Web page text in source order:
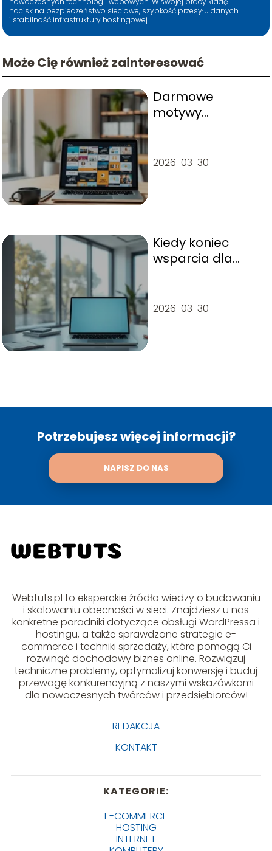
nacisk na bezpieczeństwo sieciowe, szybkość przesyłu danych
i stabilność infrastruktury hostingowej.
Może Cię również zainteresować
Darmowe
motywy
najlepsze?
2026-03-30
Kiedy koniec
wsparcia dla
2026-03-30
Potrzebujesz więcej informacji?
NAPISZ DO NAS
Webtuts.pl to eksperckie źródło wiedzy o budowaniu
i skalowaniu obecności w sieci. Znajdziesz u nas
konkretne poradniki dotyczące obsługi WordPressa i
hostingu, a także sprawdzone strategie e-
commerce i techniki sprzedaży, które pomogą Ci
rozwinąć dochodowy biznes online. Rozwiązuj
techniczne problemy, optymalizuj konwersję i buduj
przewagę konkurencyjną z naszymi wskazówkami
dla nowoczesnych twórców i przedsiębiorców!
REDAKCJA
KONTAKT
KATEGORIE:
E-COMMERCE
HOSTING
INTERNET